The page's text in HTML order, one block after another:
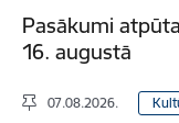
Pasākumi
16. augustā
07.08.2026.